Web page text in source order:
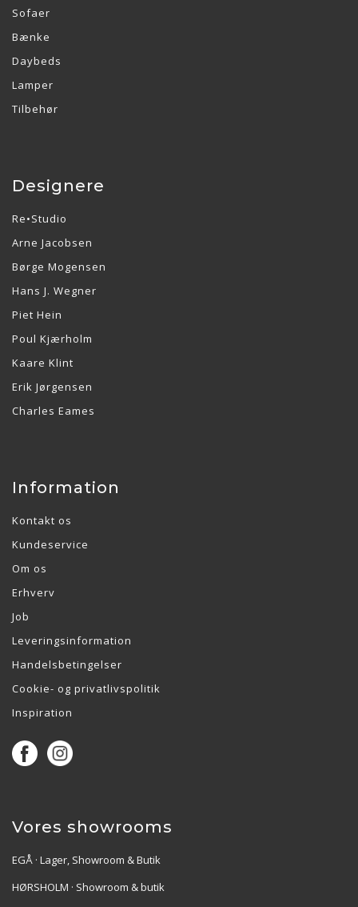
Sofaer
Bænke
Daybeds
Lamper
Tilbehør
Designere
Re•Studio
Arne Jacobsen
Børge Mogensen
Hans J. Wegner
Piet Hein
Poul Kjærholm
Kaare Klint
Erik Jørgensen
Charles Eames
Information
Kontakt os
Kundeservice
Om os
Erhverv
Job
Leveringsinformation
Handelsbetingelser
Cookie- og privatlivspolitik
Inspiration
Vores showrooms
EGÅ · Lager, Showroom & Butik
HØRSHOLM · Showroom & butik